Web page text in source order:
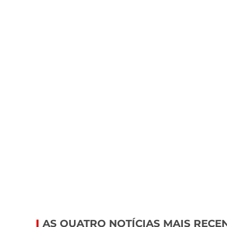
AS QUATRO NOTÍCIAS MAIS